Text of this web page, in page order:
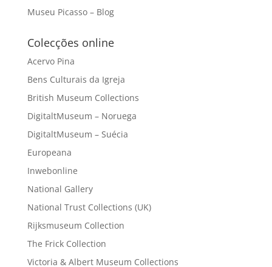
Museu Picasso – Blog
Colecções online
Acervo Pina
Bens Culturais da Igreja
British Museum Collections
DigitaltMuseum – Noruega
DigitaltMuseum – Suécia
Europeana
Inwebonline
National Gallery
National Trust Collections (UK)
Rijksmuseum Collection
The Frick Collection
Victoria & Albert Museum Collections